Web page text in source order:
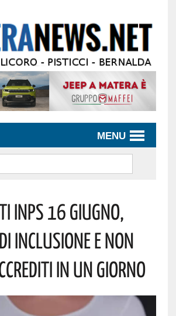
MENU
Inps 16 Giugno,
Inclusione E Non
In Un Giorno